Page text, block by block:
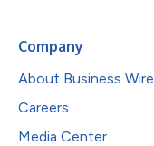
Company
About Business Wire
Careers
Media Center